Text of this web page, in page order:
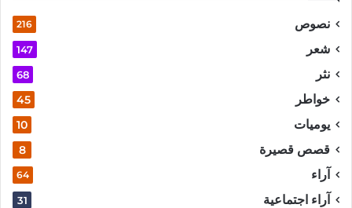
نصوص 216
شعر 147
نثر 68
خواطر 45
يوميات 10
قصص قصيرة 8
آراء 64
آراء اجتماعية 31